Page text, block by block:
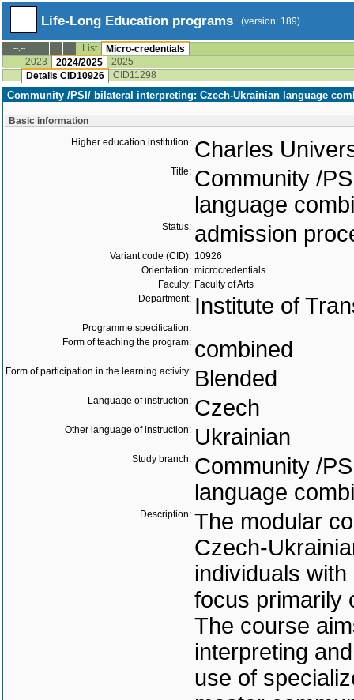
Life-Long Education programs (version: 189)
--:-- List
Micro-credentials
2023
2024/2025
2025
Details CID10926
CID11298
Community /PSI/ bilateral interpreting: Czech-Ukrainian language
Basic information
Higher education institution: Charles
Title: Community /
language
Status: admission
Variant code (CID): 10926
Orientation: microcredentials
Faculty: Faculty of Arts
Department: Institute of
Programme specification:
Form of teaching the program: combined
Form of participation in the learning activity: Blended
Language of instruction: Czech
Other language of instruction: Ukrainian
Study branch: Community /
language
Description: The modular
Czech-
individuals
focus primarily
The course
interpreting
use of